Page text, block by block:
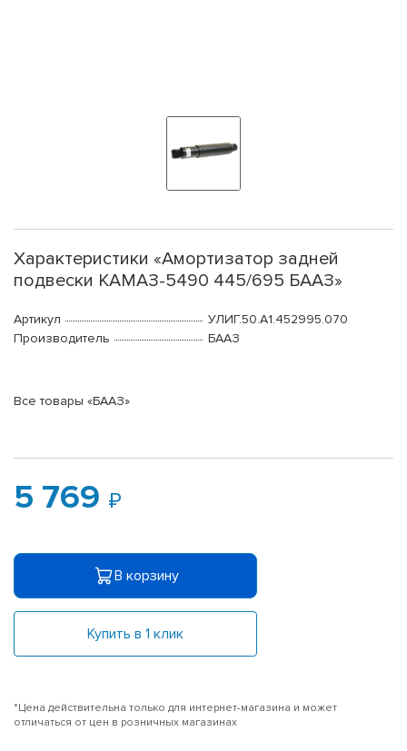
Характеристики «Амортизатор задней
подвески КАМАЗ-5490 445/695 БААЗ»
Артикул
УЛИГ.50.А1.452995.070
Производитель
БААЗ
Все товары «БААЗ»
5 769
В корзину
Купить в 1 клик
*Цена действительна только для интернет-магазина и может
отличаться от цен в розничных магазинах